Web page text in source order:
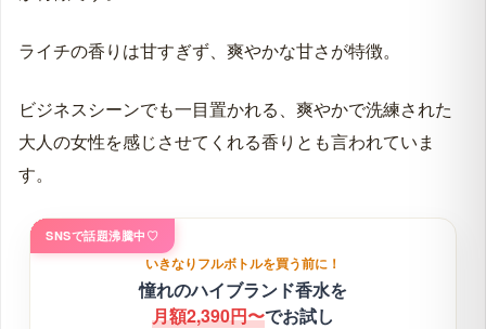
ライチの香りは甘すぎず、爽やかな甘さが特徴。
ビジネスシーンでも一目置かれる、爽やかで洗練された
大人の女性を感じさせてくれる香りとも言われていま
す。
SNSで話題沸騰中♡
いきなりフルボトルを買う前に！
憧れのハイブランド香水を
月額2,390円〜でお試し